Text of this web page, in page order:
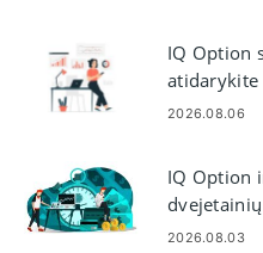
IQ Option
atidarykite
2026.08.06
IQ Option
2026.08.03